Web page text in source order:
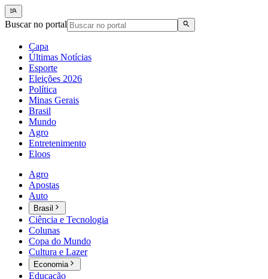
Buscar no portal
Capa
Últimas Notícias
Esporte
Eleições 2026
Política
Minas Gerais
Brasil
Mundo
Agro
Entretenimento
Eloos
Agro
Apostas
Auto
Brasil
Ciência e Tecnologia
Colunas
Copa do Mundo
Cultura e Lazer
Economia
Educação